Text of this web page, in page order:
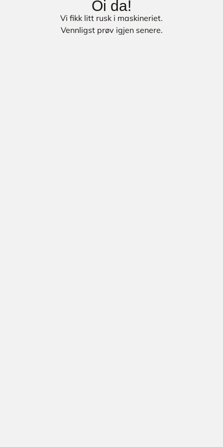
Oi da!
Vi fikk litt rusk i maskineriet.
Vennligst prøv igjen senere.